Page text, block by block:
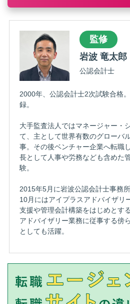
監修
岩波 竜太郎
公認会計士
2000年、公認会計士2次試験合格
録。
大手監査法人ではマネージャー・
て、主として世界有数のグローバ
事。その後ベンチャー企業へ転職
長として人事や労務なども含めた
験。
2015年5月に岩波公認会計士事務
10月にはアイプラスアドバイザリ
支援や管理会計構築をはじめとす
アドバイザリー業務に従事する傍
としても活躍。